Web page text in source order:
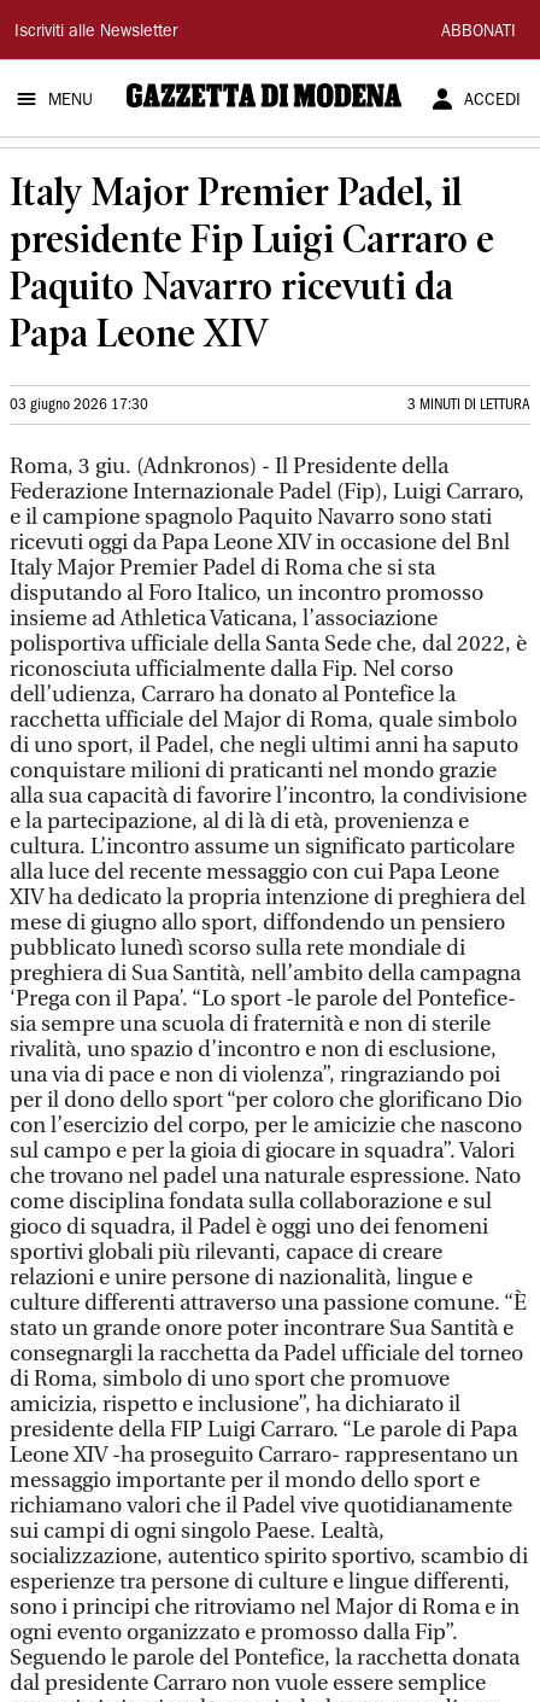
Gazzetta
di
Modena
Iscriviti alle Newsletter ABBONATI
MENU ACCEDI
Italy Major Premier Padel, il
presidente Fip Luigi Carraro e
Paquito Navarro ricevuti da
Papa Leone XIV
03 giugno 2026 17:30 3 MINUTI DI LETTURA
Roma, 3 giu. (Adnkronos) - Il Presidente della
Federazione Internazionale Padel (Fip), Luigi Carraro,
e il campione spagnolo Paquito Navarro sono stati
ricevuti oggi da Papa Leone XIV in occasione del Bnl
Italy Major Premier Padel di Roma che si sta
disputando al Foro Italico, un incontro promosso
insieme ad Athletica Vaticana, l’associazione
polisportiva ufficiale della Santa Sede che, dal 2022, è
riconosciuta ufficialmente dalla Fip. Nel corso
dell’udienza, Carraro ha donato al Pontefice la
racchetta ufficiale del Major di Roma, quale simbolo
di uno sport, il Padel, che negli ultimi anni ha saputo
conquistare milioni di praticanti nel mondo grazie
alla sua capacità di favorire l’incontro, la condivisione
e la partecipazione, al di là di età, provenienza e
cultura. L’incontro assume un significato particolare
alla luce del recente messaggio con cui Papa Leone
XIV ha dedicato la propria intenzione di preghiera del
mese di giugno allo sport, diffondendo un pensiero
pubblicato lunedì scorso sulla rete mondiale di
preghiera di Sua Santità, nell’ambito della campagna
‘Prega con il Papa’. “Lo sport -le parole del Pontefice-
sia sempre una scuola di fraternità e non di sterile
rivalità, uno spazio d’incontro e non di esclusione,
una via di pace e non di violenza”, ringraziando poi
per il dono dello sport “per coloro che glorificano Dio
con l’esercizio del corpo, per le amicizie che nascono
sul campo e per la gioia di giocare in squadra”. Valori
che trovano nel padel una naturale espressione. Nato
come disciplina fondata sulla collaborazione e sul
gioco di squadra, il Padel è oggi uno dei fenomeni
sportivi globali più rilevanti, capace di creare
relazioni e unire persone di nazionalità, lingue e
culture differenti attraverso una passione comune. “È
stato un grande onore poter incontrare Sua Santità e
consegnargli la racchetta da Padel ufficiale del torneo
di Roma, simbolo di uno sport che promuove
amicizia, rispetto e inclusione”, ha dichiarato il
presidente della FIP Luigi Carraro. “Le parole di Papa
Leone XIV -ha proseguito Carraro- rappresentano un
messaggio importante per il mondo dello sport e
richiamano valori che il Padel vive quotidianamente
sui campi di ogni singolo Paese. Lealtà,
socializzazione, autentico spirito sportivo, scambio di
esperienze tra persone di culture e lingue differenti,
sono i principi che ritroviamo nel Major di Roma e in
ogni evento organizzato e promosso dalla Fip”.
Seguendo le parole del Pontefice, la racchetta donata
dal presidente Carraro non vuole essere semplice